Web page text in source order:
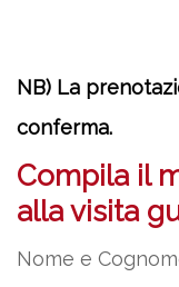
NB) La
conferma.
Compila il
alla visita
Nome e